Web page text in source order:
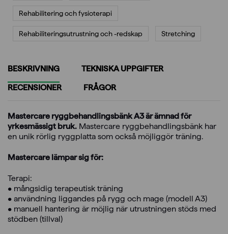
Rehabilitering och fysioterapi
Rehabiliterings­utrustning och -redskap Stretching
BESKRIVNING
TEKNISKA UPPGIFTER
RECENSIONER
FRÅGOR
Mastercare ryggbehandlingsbänk A3 är ämnad för
yrkesmässigt bruk. Mastercare ryggbehandlingsbänk har
en unik rörlig ryggplatta som också möjliggör träning.
Mastercare lämpar sig för:
Terapi:
• mångsidig terapeutisk träning
• användning liggandes på rygg och mage (modell A3)
• manuell hantering är möjlig när utrustningen stöds med
stödben (tillval)